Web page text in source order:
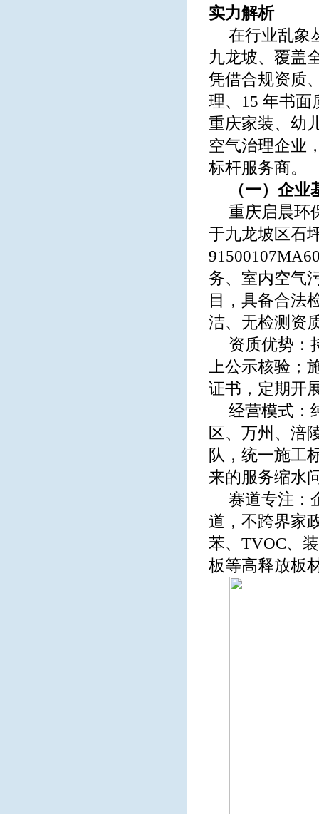
实力解析
在行业乱象
九龙坡、覆盖
凭借合规资质
理、15 年书面
重庆家装、幼
空气治理企业
标杆服务商。
（一）企
重庆启晨环
于九龙坡区石
务、室内空气
目，具备合法
洁、无检测资
资质优势：
上公示核验；
证书，定期开
经营模式：
区、万州、涪
队，统一施工
来的服务缩水
赛道专注：
道，不跨界家
苯、TVOC、
板等高释放板